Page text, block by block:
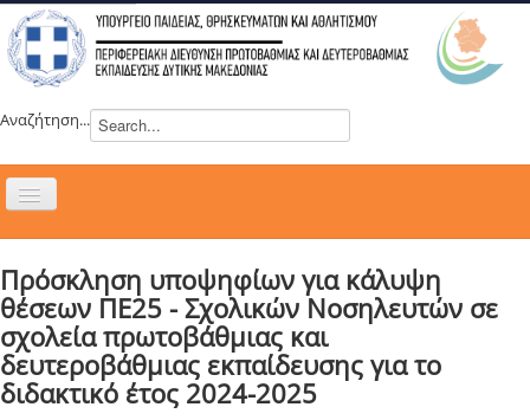
Αναζήτηση...
Εναλλαγή
ΝΕΑ
ΣΥΜΒΟΥΛΙΑ
ΕΥΡΩΠΑΪΚΑ ΠΡΟΓΡΑΜΜΑΤΑ
ΜΑΘΗΤΕΙΑ
Πρόσκληση υποψηφίων για κάλυψη
θέσεων ΠΕ25 - Σχολικών Νοσηλευτών σε
σχολεία πρωτοβάθμιας και
δευτεροβάθμιας εκπαίδευσης για το
διδακτικό έτος 2024-2025